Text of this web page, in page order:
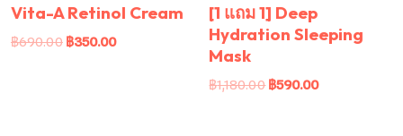
Vita-A Retinol Cream
฿690.00 ฿350.00
[1 แถม 1] Deep
Hydration Sleeping
Mask
฿1,180.00฿590.00